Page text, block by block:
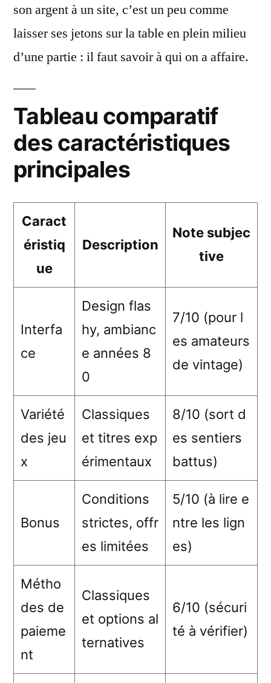
son argent à un site, c’est un peu comme
laisser ses jetons sur la table en plein milieu
d’une partie : il faut savoir à qui on a affaire.
Tableau comparatif
des caractéristiques
principales
Caract
éristiq
ue
Description
Note subjec
tive
Interfa
ce
Design flas
hy, ambianc
e années 8
0
7/10 (pour l
es amateurs
de vintage)
Variété
des jeu
x
Classiques
et titres exp
érimentaux
8/10 (sort d
es sentiers
battus)
Bonus
Conditions
strictes, offr
es limitées
5/10 (à lire e
ntre les lign
es)
Métho
des de
paieme
nt
Classiques
et options al
ternatives
6/10 (sécuri
té à vérifier)